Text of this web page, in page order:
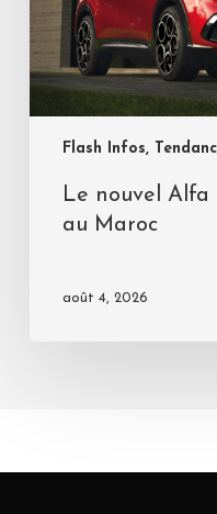
Flash Infos,
Le nouvel Alfa
au Maroc
août 4, 2026